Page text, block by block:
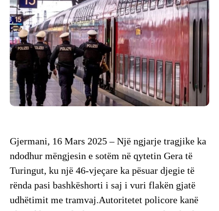
Gjermani, 16 Mars 2025 – Një ngjarje tragjike ka
ndodhur mëngjesin e sotëm në qytetin Gera të
Turingut, ku një 46-vjeçare ka pësuar djegie të
rënda pasi bashkëshorti i saj i vuri flakën gjatë
udhëtimit me tramvaj.Autoritetet policore kanë